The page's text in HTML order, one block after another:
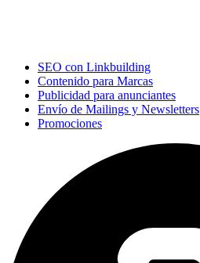
SEO con Linkbuilding
Contenido para Marcas
Publicidad para anunciantes
Envío de Mailings y Newsletters
Promociones